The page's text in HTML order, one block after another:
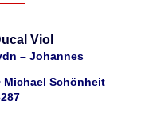
Viol
– Johannes
Michael Schönheit